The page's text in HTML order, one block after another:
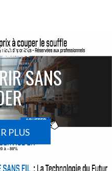
SANS
PLUS